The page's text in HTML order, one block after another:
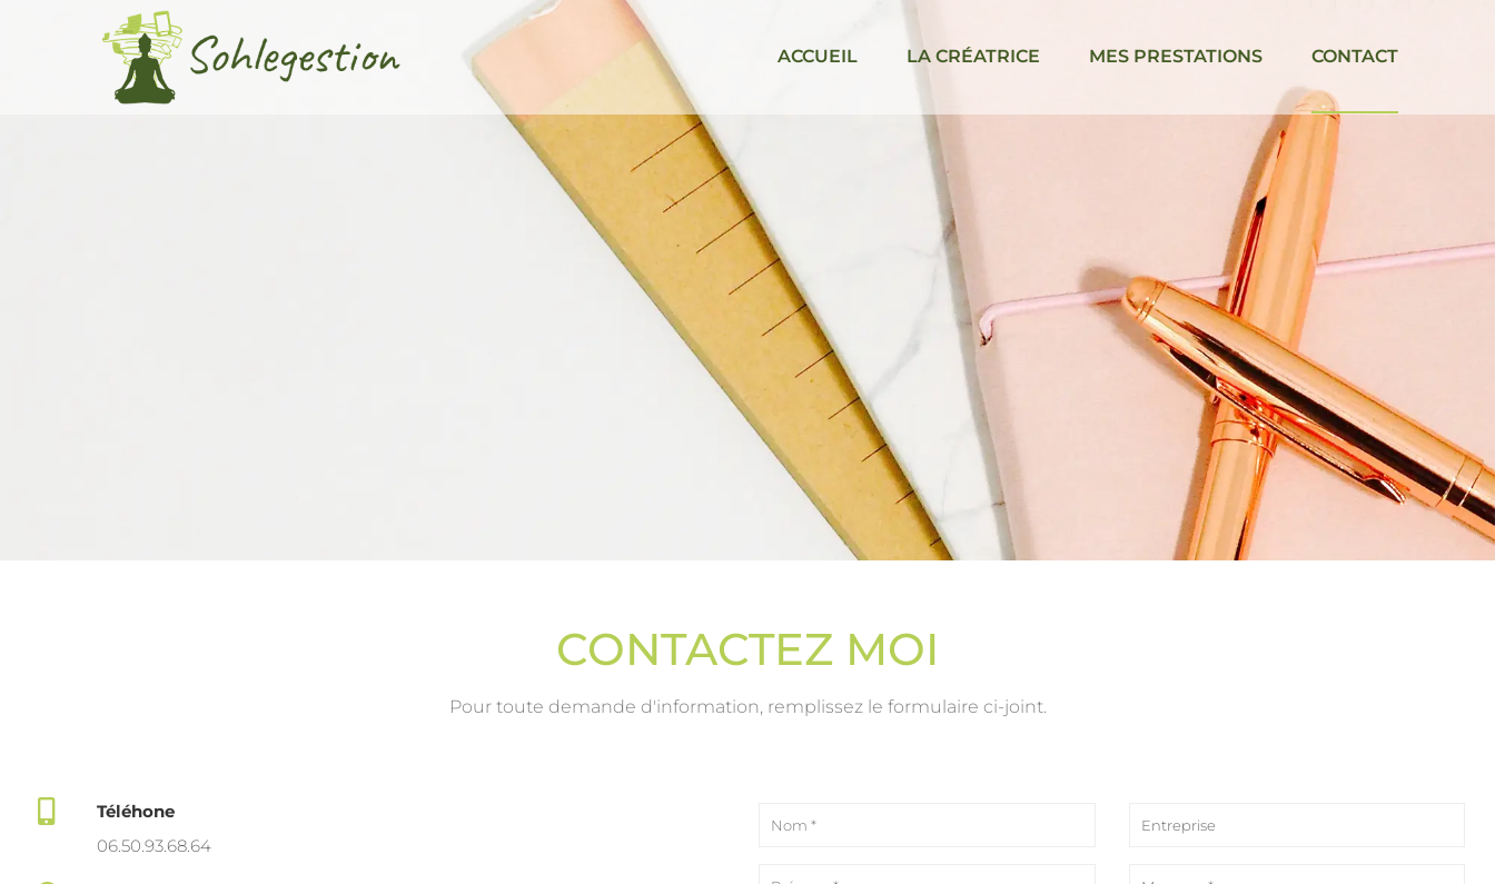
ACCUEIL LA CRÉATRICE MES PRESTATIONS CONTACT
CONTACTEZ MOI
Pour toute demande d'information, remplissez le formulaire ci-joint.
Téléhone
06.50.93.68.64